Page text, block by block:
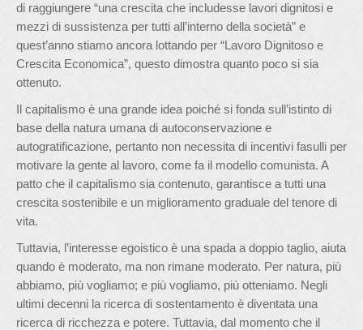
di raggiungere “una crescita che includesse lavori dignitosi e
mezzi di sussistenza per tutti all’interno della società” e
quest’anno stiamo ancora lottando per “Lavoro Dignitoso e
Crescita Economica”, questo dimostra quanto poco si sia
ottenuto.
Il capitalismo è una grande idea poiché si fonda sull’istinto di
base della natura umana di autoconservazione e
autogratificazione, pertanto non necessita di incentivi fasulli per
motivare la gente al lavoro, come fa il modello comunista. A
patto che il capitalismo sia contenuto, garantisce a tutti una
crescita sostenibile e un miglioramento graduale del tenore di
vita.
Tuttavia, l’interesse egoistico è una spada a doppio taglio, aiuta
quando è moderato, ma non rimane moderato. Per natura, più
abbiamo, più vogliamo; e più vogliamo, più otteniamo. Negli
ultimi decenni la ricerca di sostentamento è diventata una
ricerca di ricchezza e potere. Tuttavia, dal momento che il